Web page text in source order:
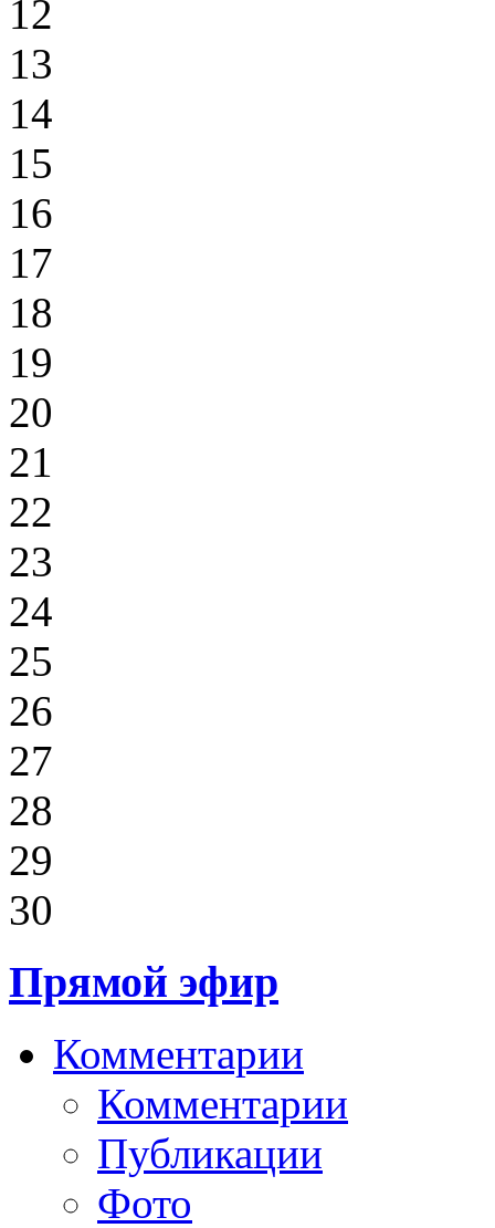
12
13
14
15
16
17
18
19
20
21
22
23
24
25
26
27
28
29
30
Прямой эфир
Комментарии
Комментарии
Публикации
Фото